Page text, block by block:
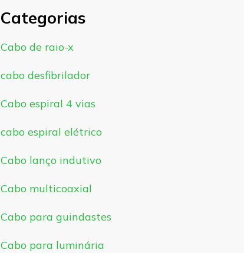
Categorias
Cabo de raio-x
cabo desfibrilador
Cabo espiral 4 vias
cabo espiral elétrico
Cabo lanço indutivo
Cabo multicoaxial
Cabo para guindastes
Cabo para luminária